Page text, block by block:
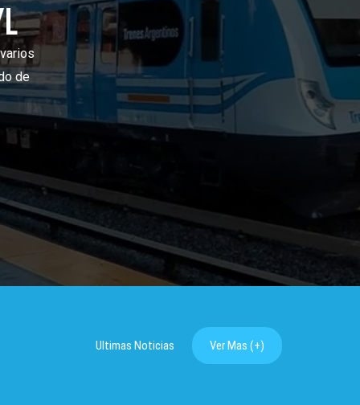
Ultimas Noticias Ver Mas (+)